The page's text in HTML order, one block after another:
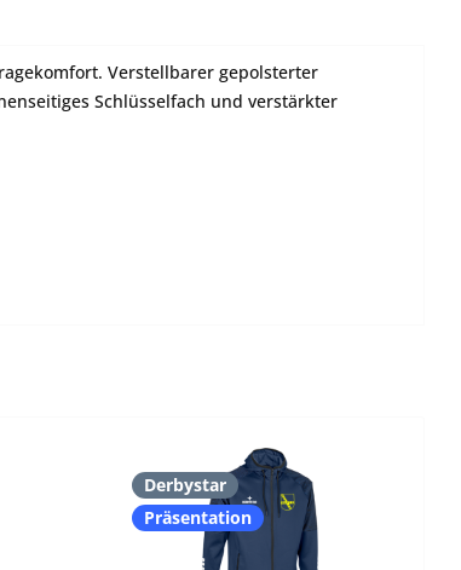
Verstellbarer gepolsterter
Schlüsselfach und verstärkter
Derbystar
Präsentation